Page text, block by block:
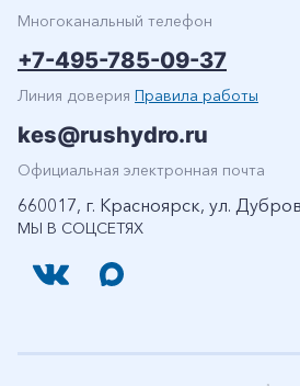
МЫ В СОЦСЕТЯХ
Многоканальный телефон
+7-495-785-09-37
Линия доверия Правила работы
kes@rushydro.ru
Официальная электронная почта
660017, г. Красноярск, ул.